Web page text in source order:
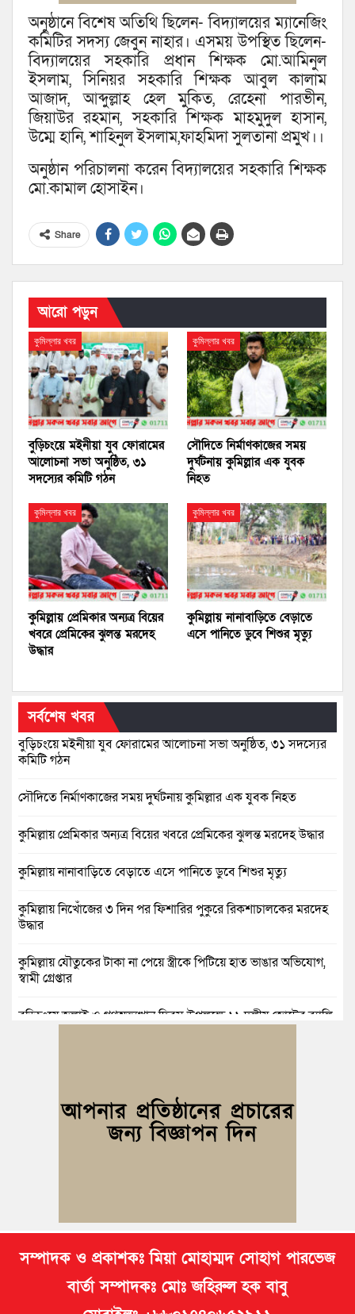
অনুষ্ঠানে বিশেষ অতিথি ছিলেন- বিদ্যালয়ের ম্যানেজিং
কমিটির সদস্য জেবুন নাহার। এসময় উপস্থিত ছিলেন-
বিদ্যালয়ের সহকারি প্রধান শিক্ষক মো.আমিনুল
ইসলাম, সিনিয়র সহকারি শিক্ষক আবুল কালাম
আজাদ, আব্দুল্লাহ হেল মুকিত, রেহেনা পারভীন,
জিয়াউর রহমান, সহকারি শিক্ষক মাহমুদুল হাসান,
উম্মে হানি, শাহিনুল ইসলাম,ফাহমিদা সুলতানা প্রমুখ।।
অনুষ্ঠান পরিচালনা করেন বিদ্যালয়ের সহকারি শিক্ষক
মো.কামাল হোসাইন।
Share
আরো পড়ুন
কুমিল্লার খবর
বুড়িচংয়ে মইনীয়া যুব ফোরামের
আলোচনা সভা অনুষ্ঠিত, ৩১
সদস্যের কমিটি গঠন
কুমিল্লার খবর
সৌদিতে নির্মাণকাজের সময়
দুর্ঘটনায় কুমিল্লার এক যুবক
নিহত
কুমিল্লার খবর
কুমিল্লায় প্রেমিকার অন্যত্র বিয়ের
খবরে প্রেমিকের ঝুলন্ত মরদেহ
উদ্ধার
কুমিল্লার খবর
কুমিল্লায় নানাবাড়িতে বেড়াতে
এসে পানিতে ডুবে শিশুর মৃত্যু
সর্বশেষ খবর
বুড়িচংয়ে মইনীয়া যুব ফোরামের আলোচনা সভা অনুষ্ঠিত, ৩১ সদস্যের
কমিটি গঠন
সৌদিতে নির্মাণকাজের সময় দুর্ঘটনায় কুমিল্লার এক যুবক নিহত
কুমিল্লায় প্রেমিকার অন্যত্র বিয়ের খবরে প্রেমিকের ঝুলন্ত মরদেহ উদ্ধার
কুমিল্লায় নানাবাড়িতে বেড়াতে এসে পানিতে ডুবে শিশুর মৃত্যু
কুমিল্লায় নিখোঁজের ৩ দিন পর ফিশারির পুকুরে রিকশাচালকের মরদেহ
উদ্ধার
কুমিল্লায় যৌতুকের টাকা না পেয়ে স্ত্রীকে পিটিয়ে হাত ভাঙার অভিযোগ,
স্বামী গ্রেপ্তার
বুড়িচংয়ে জুলাই ও গণঅভ্যুত্থান দিবস উপলক্ষে ১১ দলীয় জোটের র‍্যালি
কুমিল্লায় ১ লাখ ৯৪ হাজার বিদেশি সিগারেট উদ্ধার ও গাঁজাসহ মাদক
সম্পাদক ও প্রকাশকঃ মিয়া মোহাম্মদ সোহাগ পারভেজ
বার্তা সম্পাদকঃ মোঃ জহিরুল হক বাবু